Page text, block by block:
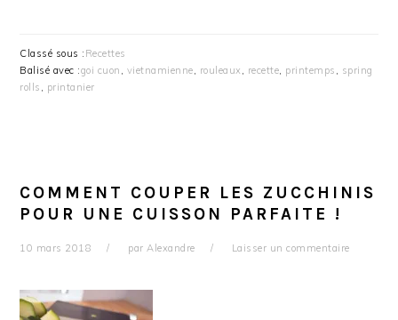
Classé sous : Recettes
Balisé avec :goi cuon , vietnamienne, rouleaux , recette, printemps , spring
rolls , printanier
COMMENT COUPER LES ZUCCHINIS
POUR UNE CUISSON PARFAITE !
10 mars 2018 parAlexandre Laisser un commentaire